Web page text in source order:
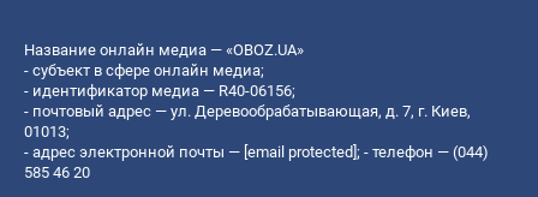
Название онлайн медиа — «OBOZ.UA»
- субъект в сфере онлайн медиа;
- идентификатор медиа — R40-06156;
- почтовый адрес — ул. Деревообрабатывающая, д. 7, г. Киев,
01013;
- адрес электронной почты — [email protected]; - телефон — (044)
585 46 20